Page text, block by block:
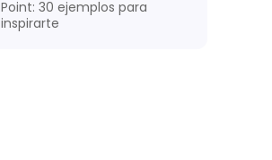
Point: 30 ejemplos para
inspirarte